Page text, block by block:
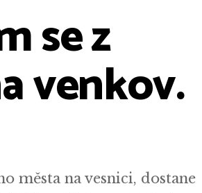
se z
venkov.
města na vesnici, dostane